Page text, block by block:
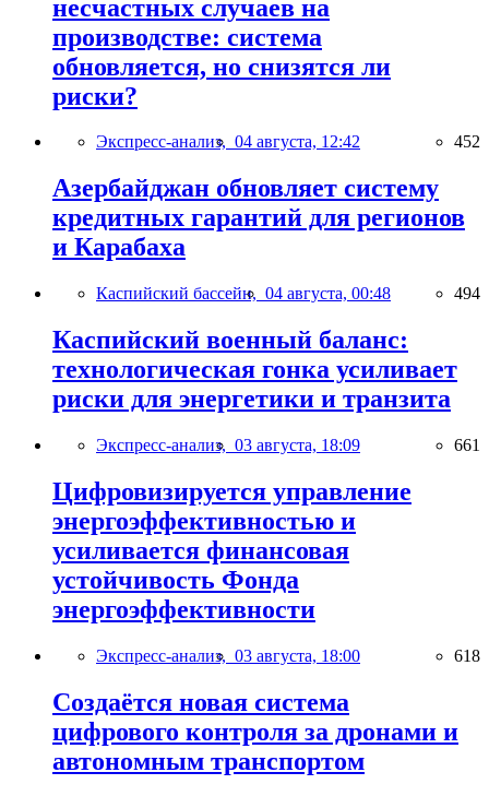
несчастных случаев на
производстве: система
обновляется, но снизятся ли
риски?
Экспресс-анализ, 04 августа, 12:42 452
Азербайджан обновляет систему
кредитных гарантий для регионов
и Карабаха
Каспийский бассейн, 04 августа, 00:48 494
Каспийский военный баланс:
технологическая гонка усиливает
риски для энергетики и транзита
Экспресс-анализ, 03 августа, 18:09 661
Цифровизируется управление
энергоэффективностью и
усиливается финансовая
устойчивость Фонда
энергоэффективности
Экспресс-анализ, 03 августа, 18:00 618
Создаётся новая система
цифрового контроля за дронами и
автономным транспортом